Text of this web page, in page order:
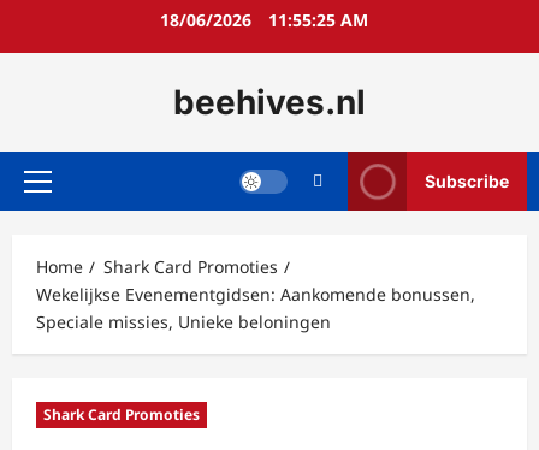
18/06/2026 11:55:27 AM
beehives.nl
Primary
Subscribe
Home
Shark Card Promoties
Wekelijkse Evenementgidsen: Aankomende bonussen,
Speciale missies, Unieke beloningen
Shark Card Promoties